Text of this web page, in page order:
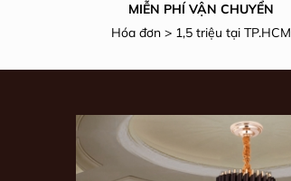
MIỄN PHÍ VẬN CHUYỂN
Hóa đơn > 1,5 triệu tại TP.HCM